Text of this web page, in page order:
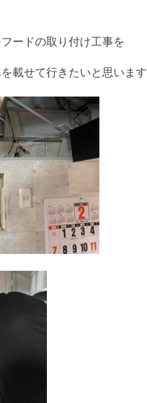
ードの取り付け工事を
載せて行きたいと思います